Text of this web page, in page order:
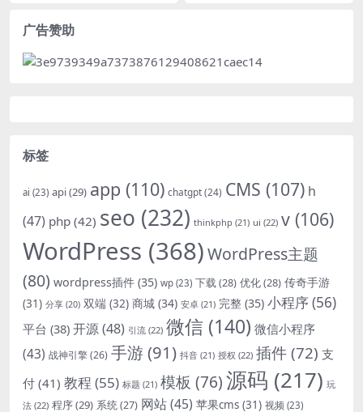
广告赞助
标签
ai (23) api(29) app (110) chatgpt(24) CMS (107) h
(47) php (42) seo (232) thinkphp (21) ui (22) v (106)
WordPress (368)WordPress主题
(80) wordpress插件 (35) wp (23) 下载(28) 优化(28) 传奇手游
(31) 分享 (20) 双端 (32) 商城 (34) 安卓 (21) 完整 (35) 小程序(56)
平台 (38) 开源(48) 引流 (22) 微信 (140) 微信小程序
(43) 战神引擎(26) 手游(91) 抖音 (21) 授权 (22) 插件 (72) 支
付 (41) 教程 (55) 标题 (21) 模板 (76)源码 (217) 玩
法 (22) 程序(29) 系统(27) 网站(45) 苹果cms (31) 视频 (23)